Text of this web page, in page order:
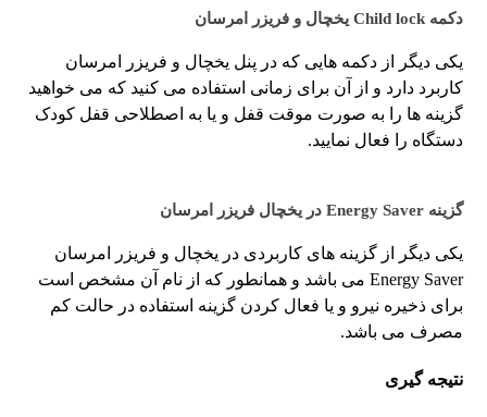
دکمه Child lock یخچال و فریزر امرسان
یکی دیگر از دکمه هایی که در پنل یخچال و فریزر امرسان
کاربرد دارد و از آن برای زمانی استفاده می کنید که می خواهید
گزینه ها را به صورت موقت قفل و یا به اصطلاحی قفل کودک
دستگاه را فعال نمایید.
گزینه Energy Saver در یخچال فریزر امرسان
یکی دیگر از گزینه های کاربردی در یخچال و فریزر امرسان
Energy Saver می باشد و همانطور که از نام آن مشخص است
برای ذخیره نیرو و یا فعال کردن گزینه استفاده در حالت کم
مصرف می باشد.
نتیجه گیری